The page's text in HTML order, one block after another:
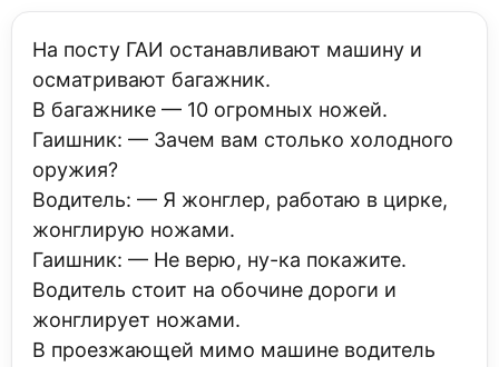
На посту ГАИ останавливают машину и
осматривают багажник.
В багажнике — 10 огромных ножей.
Гаишник: — Зачем вам столько холодного
оружия?
Водитель: — Я жонглер, работаю в цирке,
жонглирую ножами.
Гаишник: — Не верю, ну-ка покажите.
Водитель стоит на обочине дороги и
жонглирует ножами.
В проезжающей мимо машине водитель